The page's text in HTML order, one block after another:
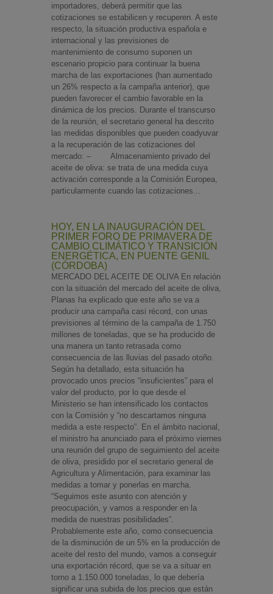
importadores, deberá permitir que las
cotizaciones se estabilicen y recuperen. A este
respecto, la situación productiva española e
internacional y las previsiones de
mantenimiento de consumo suponen un
escenario propicio para continuar la buena
marcha de las exportaciones (han aumentado
un 26% respecto a la campaña anterior), que
pueden favorecer el cambio favorable en la
dinámica de los precios. Durante el transcurso
de la reunión, el secretario general ha descrito
las medidas disponibles que pueden coadyuvar
a la recuperación de las cotizaciones del
mercado: – Almacenamiento privado del
aceite de oliva: se trata de una medida cuya
activación corresponde a la Comisión Europea,
particularmente cuando las cotizaciones...
HOY, EN LA INAUGURACIÓN DEL
PRIMER FORO DE PRIMAVERA DE
CAMBIO CLIMÁTICO Y TRANSICIÓN
ENERGÉTICA, EN PUENTE GENIL
(CÓRDOBA)
MERCADO DEL ACEITE DE OLIVA En relación
con la situación del mercado del aceite de oliva,
Planas ha explicado que este año se va a
producir una campaña casi récord, con unas
previsiones al término de la campaña de 1.750
millones de toneladas, que se ha producido de
una manera un tanto retrasada como
consecuencia de las lluvias del pasado otoño.
Según ha detallado, esta situación ha
provocado unos precios “insuficientes” para el
valor del producto, por lo que desde el
Ministerio se han intensificado los contactos
con la Comisión y “no descartamos ninguna
medida a este respecto”. En el ámbito nacional,
el ministro ha anunciado para el próximo viernes
una reunión del grupo de seguimiento del aceite
de oliva, presidido por el secretario general de
Agricultura y Alimentación, para examinar las
medidas a tomar y ponerlas en marcha.
“Seguimos este asunto con atención y
preocupación, y vamos a responder en la
medida de nuestras posibilidades”.
Probablemente este año, como consecuencia
de la disminución de un 5% en la producción de
aceite del resto del mundo, vamos a conseguir
una exportación récord, que se va a situar en
torno a 1.150.000 toneladas, lo que debería
significar una subida de los precios que están